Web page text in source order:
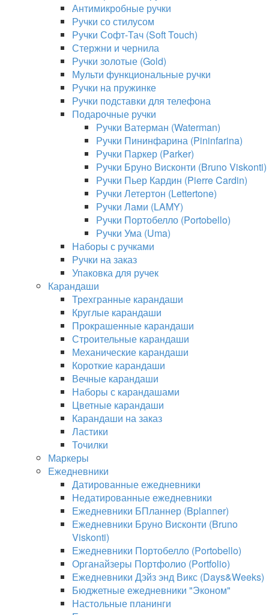
Антимикробные ручки
Ручки со стилусом
Ручки Софт-Тач (Soft Touch)
Стержни и чернила
Ручки золотые (Gold)
Мульти функциональные ручки
Ручки на пружинке
Ручки подставки для телефона
Подарочные ручки
Ручки Ватерман (Waterman)
Ручки Пининфарина (Pininfarina)
Ручки Паркер (Parker)
Ручки Бруно Висконти (Bruno Viskonti)
Ручки Пьер Кардин (Pierre Cardin)
Ручки Летертон (Lettertone)
Ручки Лами (LAMY)
Ручки Портобелло (Portobello)
Ручки Ума (Uma)
Наборы с ручками
Ручки на заказ
Упаковка для ручек
Карандаши
Трехгранные карандаши
Круглые карандаши
Прокрашенные карандаши
Строительные карандаши
Механические карандаши
Короткие карандаши
Вечные карандаши
Наборы с карандашами
Цветные карандаши
Карандаши на заказ
Ластики
Точилки
Маркеры
Ежедневники
Датированные ежедневники
Недатированные ежедневники
Ежедневники БПланнер (Bplanner)
Ежедневники Бруно Висконти (Bruno
Viskonti)
Ежедневники Портобелло (Portobello)
Органайзеры Портфолио (Portfolio)
Ежедневники Дэйз энд Викс (Days&Weeks)
Бюджетные ежедневники "Эконом"
Настольные планинги